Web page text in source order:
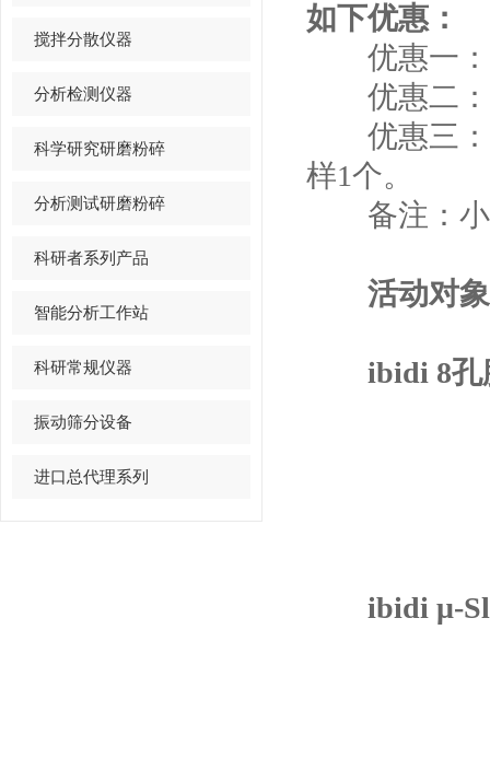
搅拌分散仪器
分析检测仪器
科学研究研磨粉碎
分析测试研磨粉碎
科研者系列产品
智能分析工作站
科研常规仪器
振动筛分设备
进口总代理系列
如下优惠：
优惠一：
优惠二：
优惠三：
样1个。
备注：小
活动对
ibidi 8孔腔
ibidi μ-